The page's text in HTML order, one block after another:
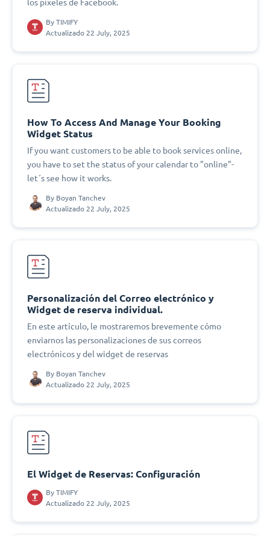
los píxeles de Facebook.
By TIMIFY
Actualizado 22 July, 2025
How To Access And Manage Your Booking
Widget Status
If you want customers to be able to book services online,
you have to set the status of your calendar to "online"-
let´s see how it works.
By Boyan Tanchev
Actualizado 22 July, 2025
Personalización del Correo electrónico y
Widget de reserva individual.
En este artículo, le mostraremos brevemente cómo
enviarnos las personalizaciones de sus correos
electrónicos y del widget de reservas
By Boyan Tanchev
Actualizado 22 July, 2025
El Widget de Reservas: Configuración
By TIMIFY
Actualizado 22 July, 2025